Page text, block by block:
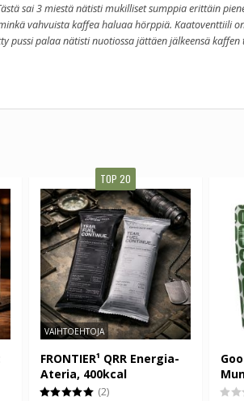
sai 3 miestä nätisti mukilliset sumppia erittäin
vahvuista kaffea haluaa hörppiä. Kaatoventtiili
pussi palaa nätisti nuotiossa jättäen jälkeensä
TOP 20
VAIHTOEHTOJA
FRONTIER¹ QRR Energia-
Ateria, 400kcal
(2)